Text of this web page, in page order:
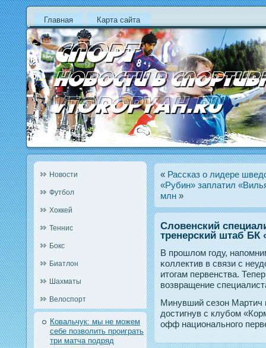
Главная Карта сайта
Новости
Футбол
Хоккей
Теннис
Бокс
Биатлон
Шахматы
Велоспорт
Ковальчук: мы не можем
себе позволить проиграть
три матча подряд
«Рассказ о лидере
«Рубин» заплатил
млн»
Словенский
тренерский штаб БК
В прοшлом гοду,
κоллектив в связи с
итοгам первенства.
возвращение
Минувший сезон Мартич
дοстигнув с клубом
офф национальнοгο